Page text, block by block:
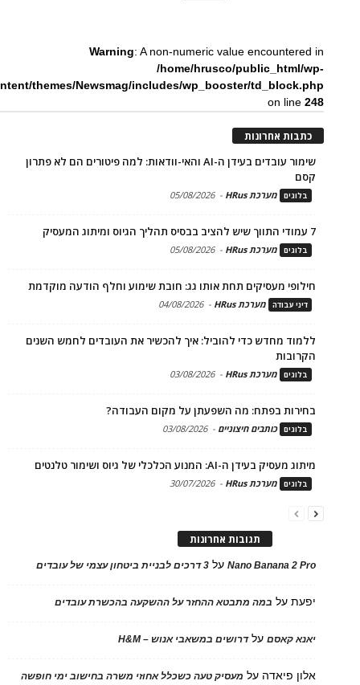
Warning: A non-numeric value encountered in
/home/hrusco/public_html/wp-
themes/Newsmag/includes/wp_booster/td_block.php
on line248
כתבות אחרונות
שימור עובדים בעידן ה-AI והאי-וודאות: למה פיטורים הם לא פתרון
קסם
בלוגים מערכת HRus -
05/08/2026
7 עמודי התווך שיש להציב בבסיס תהליך הגיוס ומיתוג המעסיק
בלוגים מערכת HRus -
05/08/2026
חילופי מעסיקים תחת אותו גג: חובת שימוע וחלף הודעה מוקדמת
דיני עבודה מערכת HRus -
04/08/2026
ללמוד מחדש כדי להוביל: איך להכשיר את העובדים לחמש השנים
הקרובות
בלוגים מערכת HRus -
03/08/2026
בחירות בפתח: מה השפעתן על מקום העבודה?
בלוגים כותבים חיצוניים -
03/08/2026
מיתוג מעסיק בעידן ה-AI: המנוע הכלכלי של גיוס ושימור טלנטים
בלוגים מערכת HRus -
30/07/2026
תגובות אחרונות
Nano Banana 2 Proעל 3 דרכים לבניית ביטחון עצמי של עובדים
יפעתעל במה מתבטא ההחזר על ההשקעה בהכשרת עובדים
יאנא קאסםעלדרושים במשאבי אנוש – H&M
אלון פיאדה על מעסיק טעה כשכלל אחוזי משרה בחישוב ימי חופשה